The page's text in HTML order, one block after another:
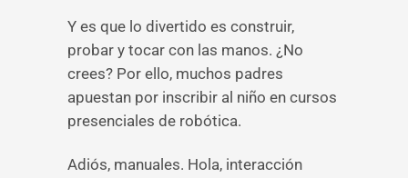
Y es que lo divertido es construir,
probar y tocar con las manos. ¿No
crees? Por ello, muchos padres
apuestan por inscribir al niño en cursos
presenciales de robótica.
Adiós, manuales. Hola, interacción